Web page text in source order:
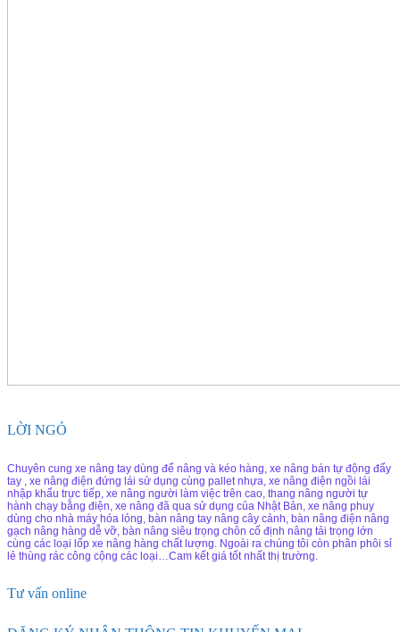
LỜI NGỎ
Chuyên cung xe nâng tay dùng để nâng và kéo hàng, xe nâng bán tự động đẩy
tay , xe nâng điện đứng lái sử dụng cùng pallet nhựa, xe nâng điện ngồi lái
nhập khẩu trực tiếp, xe nâng người làm việc trên cao, thang nâng người tự
hành chạy bằng điện, xe nâng đã qua sử dụng của Nhật Bản, xe nâng phuy
dùng cho nhà máy hóa lỏng, bàn nâng tay nâng cây cảnh, bàn nâng điện nâng
gạch nâng hàng dễ vỡ, bàn nâng siêu trọng chôn cố định nâng tải trọng lớn
cùng các loại lốp xe nâng hàng chất lượng. Ngoài ra chúng tôi còn phân phôi sỉ
lẻ thùng rác công cộng các loại…Cam kết giá tốt nhất thị trường.
Tư vấn online